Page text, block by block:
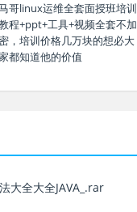
哥linux运维全套面授班培训
程+ppt+工具+视频全套不加
密，培训价格几万块的想必大
都知道他的价值
大全大全JAVA_.rar